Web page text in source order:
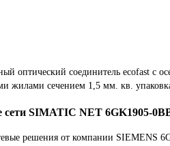
оптический соединитель ecofast с
жилами сечением 1,5 мм. кв.
SIMATIC NET 6GK1905-
решения от компании SIEMENS